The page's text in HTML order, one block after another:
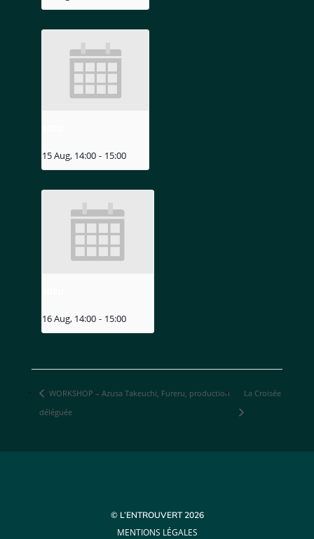
15 Aug, 14:00 - 15:00
16 Aug, 14:00 - 15:00
WORKSHOP – Azusa Takeuchi, Fureru, production
déléguée
La Croisée
© L’ENTROUVERT 2026
MENTIONS LÉGALES